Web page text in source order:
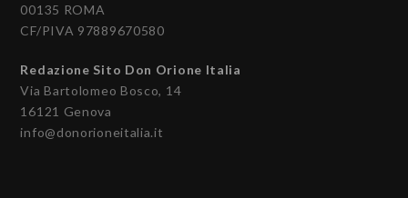
00135 ROMA
CF/PIVA 97889670580
Redazione Sito Don Orione Italia
Via Bartolomeo Bosco, 14
16121 Genova
info@donorioneitalia.it